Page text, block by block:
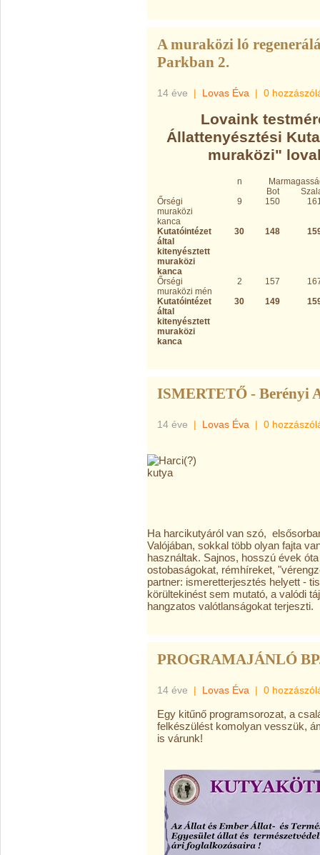
A muraközi ló
Parkban 2.
14 éve | Lovas Éva | 0
Lovaink
Állattenyésztési
muraközi"
n
Bot
Őrségi
muraközi
kanca
9 150
Kutatóintézet
által
kitenyésztett
muraközi
kanca
30 148
Őrségi
muraközi mén
2 157
Kutatóintézet
által
kitenyésztett
muraközi
kanca
30 149
ISMERTETŐ - Berényi
14 éve | Lovas Éva | 0
Ha harcikutyáról van szó,
Valójában, sokkal több olyan fajta
használtak. Sajnos, hosszú évek
ostobaságokat, rémhíreket,
partner: ismeretterjesztés helyett -
körültekinést sem mutató, a valódi
hangzatos valótlanságokat terjeszti.
PROGRAMAJÁNLÓ
14 éve | Lovas Éva | 0
Egy kitűnő programsorozat, a
felkészülést komolyan vesszük,
is várunk!